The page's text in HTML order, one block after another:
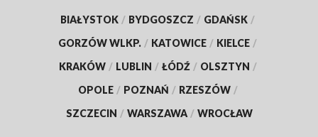
BIAŁYSTOK / BYDGOSZCZ / GDAŃSK /
GORZÓW WLKP. / KATOWICE / KIELCE /
KRAKÓW / LUBLIN / ŁÓDŹ / OLSZTYN /
OPOLE / POZNAŃ / RZESZÓW /
SZCZECIN / WARSZAWA / WROCŁAW